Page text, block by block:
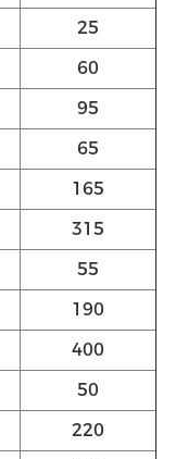
25
60
95
65
165
315
55
190
400
50
220